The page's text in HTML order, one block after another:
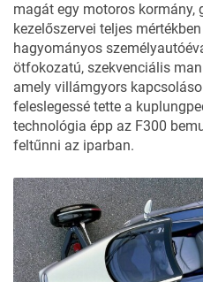
magát egy motoros kormány,
kezelőszervei teljes
hagyományos
ötfokozatú, szekvenciális
amely villámgyors
feleslegessé tette a
technológia épp az F300
feltűnni az iparban.